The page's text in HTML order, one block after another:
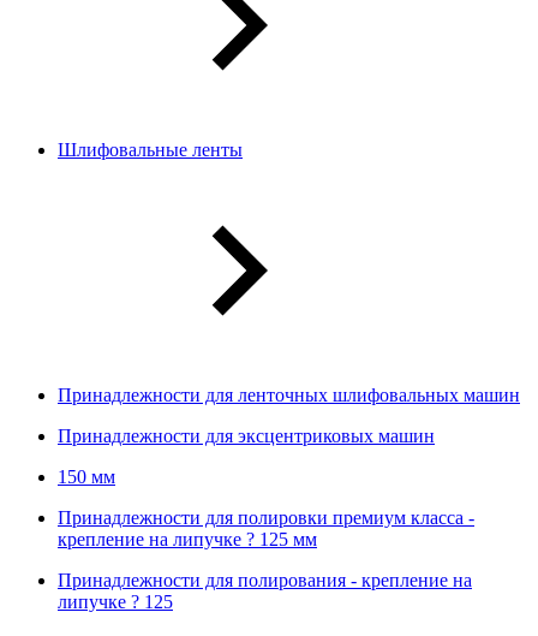
Шлифовальные ленты
Принадлежности для ленточных шлифовальных машин
Принадлежности для эксцентриковых машин
150 мм
Принадлежности для полировки премиум класса -
крепление на липучке ? 125 мм
Принадлежности для полирования - крепление на
липучке ? 125